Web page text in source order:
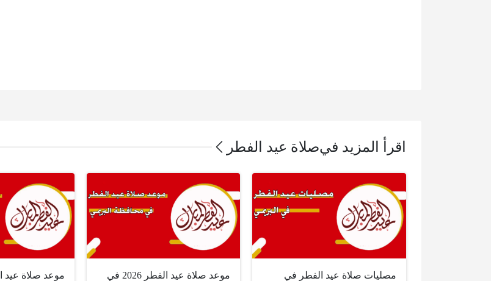
اقرأ المزيد فيصلاة عيد الفطر
مصليات صلاة عيد الفطر في
موعد صلاة عيد الفطر 2026 في